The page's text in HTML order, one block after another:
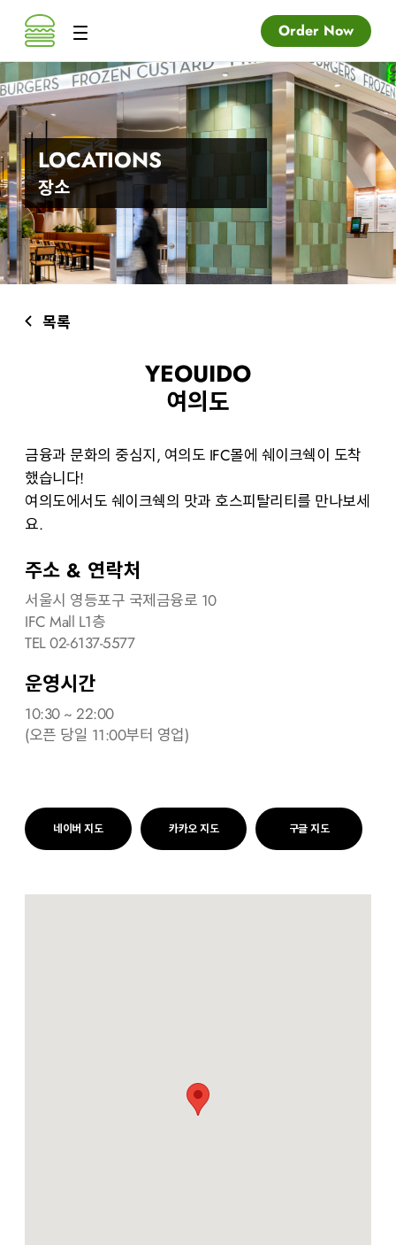
Order Now
LOCATIONS
장소
목록
YEOUIDO
여의도
금융과 문화의 중심지, 여의도 IFC몰에 쉐이크쉑이 도착
했습니다!
여의도에서도 쉐이크쉑의 맛과 호스피탈리티를 만나보세
요.
주소 & 연락처
서울시 영등포구 국제금융로 10
IFC Mall L1층
TEL 02-6137-5577
운영시간
10:30 ~ 22:00
(오픈 당일 11:00부터 영업)
네이버 지도 카카오 지도 구글 지도